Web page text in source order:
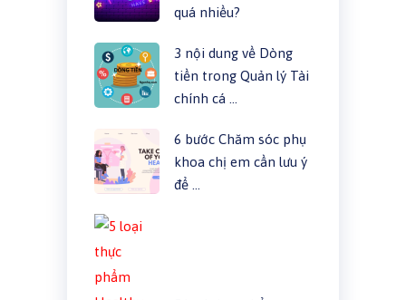
quá nhiều?
3 nội dung về Dòng
tiền trong Quản lý Tài
chính cá …
6 bước Chăm sóc phụ
khoa chị em cần lưu ý
để …